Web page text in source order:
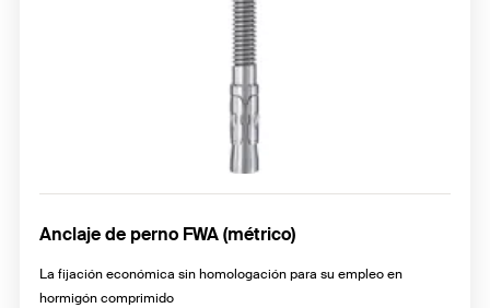
Anclaje de perno FWA (métrico)
La fijación económica sin homologación para su empleo en
hormigón comprimido